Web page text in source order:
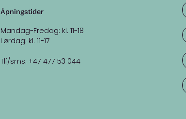
Åpningstider
Mandag-Fredag: kl. 11-18
Lørdag: kl. 11-17
Tlf/sms: +47 477 53 044